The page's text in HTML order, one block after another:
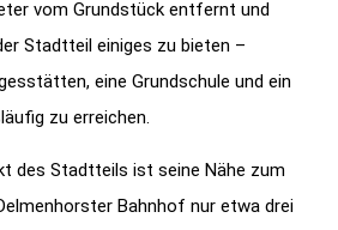
vom Grundstück entfernt und
Stadtteil einiges zu bieten –
eine Grundschule und ein
zu erreichen.
des Stadtteils ist seine Nähe zum
Bahnhof nur etwa drei